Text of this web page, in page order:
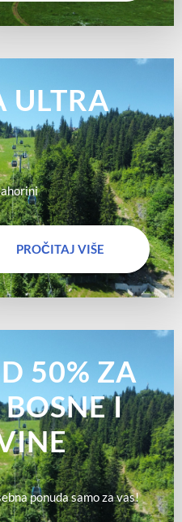
ULTRA
PROČITAJ VIŠE
50% ZA
I
ponuda samo za vas!